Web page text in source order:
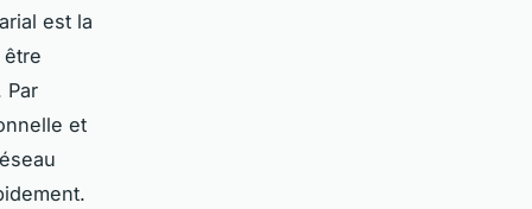
est la
Par
et